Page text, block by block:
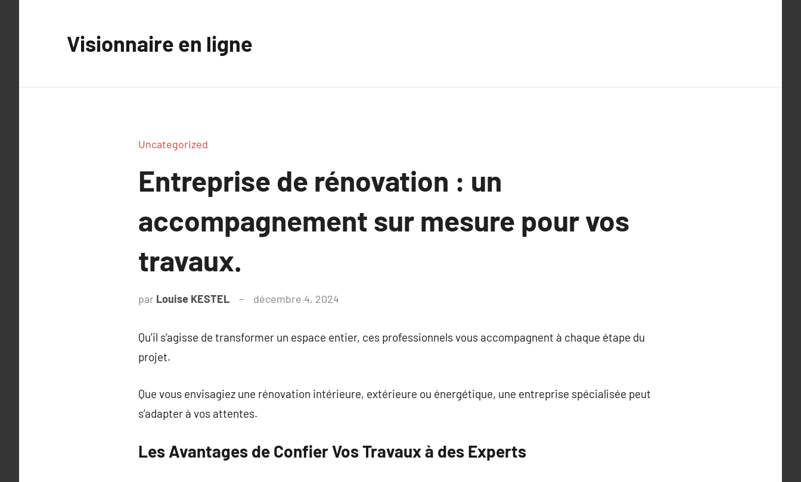
Visionnaire en ligne
Uncategorized
Entreprise de rénovation : un
accompagnement sur mesure pour vos
travaux.
par Louise KESTEL décembre 4, 2024
Qu’il s’agisse de transformer un espace entier, ces professionnels vous accompagnent à chaque étape du
projet.
Que vous envisagiez une rénovation intérieure, extérieure ou énergétique, une entreprise spécialisée peut
s’adapter à vos attentes.
Les Avantages de Confier Vos Travaux à des Experts